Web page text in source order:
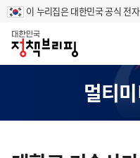
이 누리집은 대한민국 공식 전
홈
멀티
텐